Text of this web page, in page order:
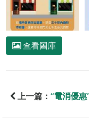
查看圖庫
上一篇： “電消優